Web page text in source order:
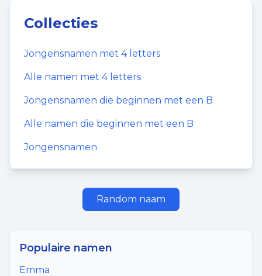
Collecties
Jongensnamen met 4letters
Alle namen met 4letters
Jongensnamen die beginnen met een B
Alle namen die beginnen met een B
Jongensnamen
Random naam
Populaire namen
Emma